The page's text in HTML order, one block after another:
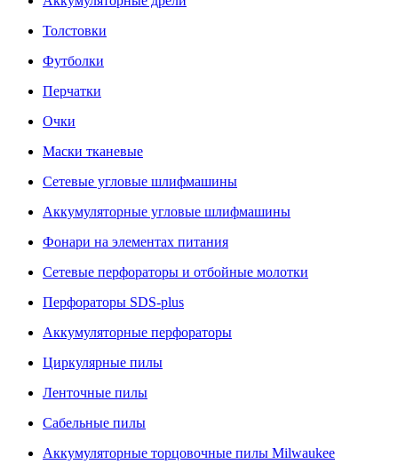
Толстовки
Футболки
Перчатки
Очки
Маски тканевые
Сетевые угловые шлифмашины
Аккумуляторные угловые шлифмашины
Фонари на элементах питания
Сетевые перфораторы и отбойные молотки
Перфораторы SDS-plus
Аккумуляторные перфораторы
Циркулярные пилы
Ленточные пилы
Сабельные пилы
Аккумуляторные торцовочные пилы Milwaukee